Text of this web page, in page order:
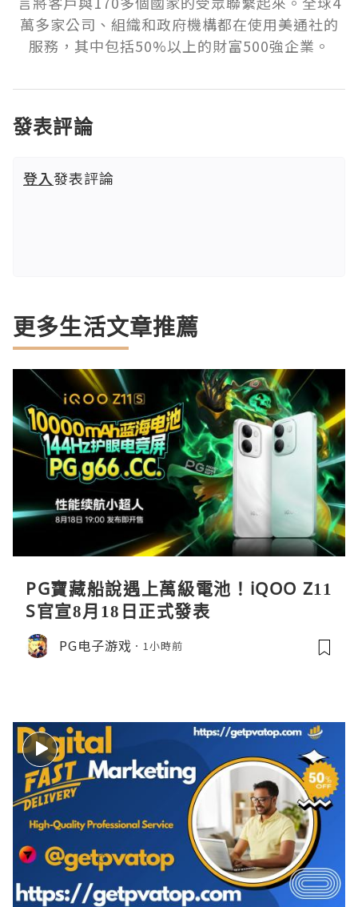
萬多家公司、組織和政府機構都在使用美通社的
服務，其中包括50%以上的財富500強企業。
發表評論
登入發表評論
更多生活文章推薦
PG寶藏船說遇上萬級電池！iQOO Z11
S官宣8月18日正式發表
PG电子游戏 1小時前